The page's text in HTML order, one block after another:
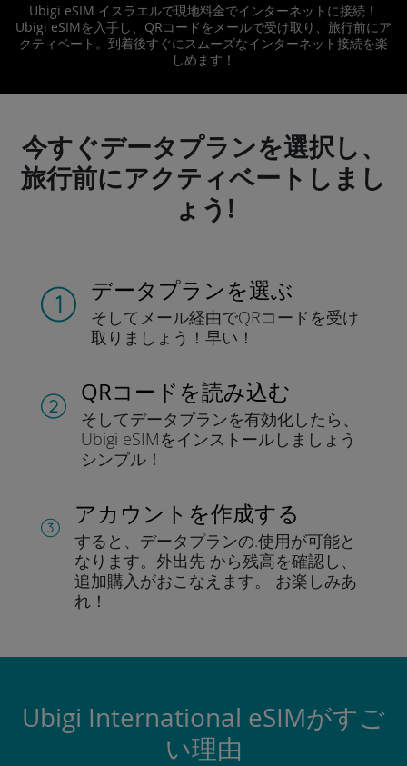
Ubigi eSIM イスラエルで現地料金でインターネットに接続！
Ubigi eSIMを入手し、QRコードをメールで受け取り、旅行前にア
クティベート。到着後すぐにスムーズなインターネット接続を楽
しめます！
今すぐデータプランを選択し、
旅行前にアクティベートしまし
ょう!
データプランを選ぶ
そしてメール経由でQRコードを受け
取りましょう！早い！
QRコードを読み込む
そしてデータプランを有効化したら、
Ubigi eSIMをインストールしま しょう
シンプル！
アカウントを作成する
すると、データプランの.使用が可能と
なります。 外出先 から残高を確認し、
追加購入がおこなえます。
お楽しみあ
れ！
Ubigi International eSIMがすご
い理由